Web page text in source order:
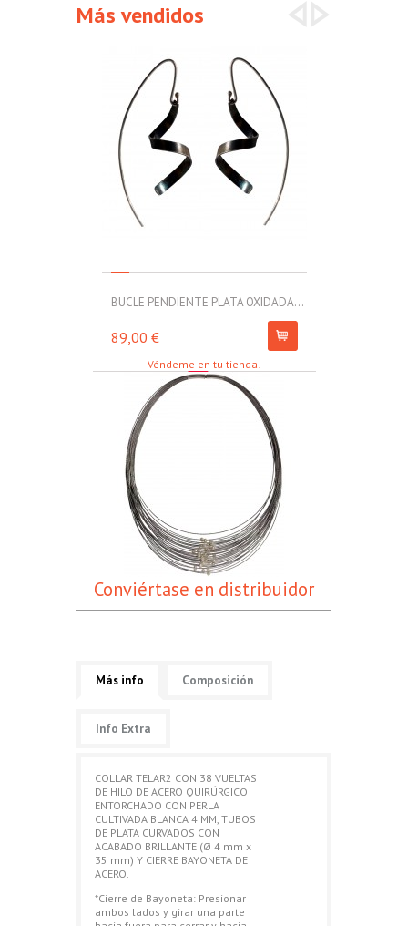
Más vendidos
BUCLE PENDIENTE PLATA OXIDADA...
89,00 €
Véndeme en tu tienda!
Conviértase en distribuidor
Más info Composición
Info Extra
COLLAR TELAR2 CON 38 VUELTAS
DE HILO DE ACERO QUIRÚRGICO
ENTORCHADO CON PERLA
CULTIVADA BLANCA 4 MM, TUBOS
DE PLATA CURVADOS CON
ACABADO BRILLANTE (Ø 4 mm x
35 mm) Y CIERRE BAYONETA DE
ACERO.
*Cierre de Bayoneta: Presionar
ambos lados y girar una parte